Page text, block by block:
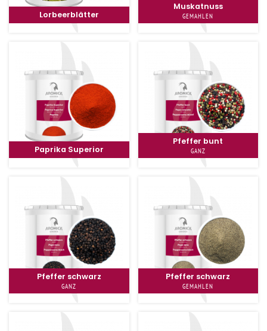
Lorbeerblätter
Muskatnuss
GEMAHLEN
Paprika Superior
Pfeffer bunt
GANZ
Pfeffer schwarz
GANZ
Pfeffer schwarz
GEMAHLEN